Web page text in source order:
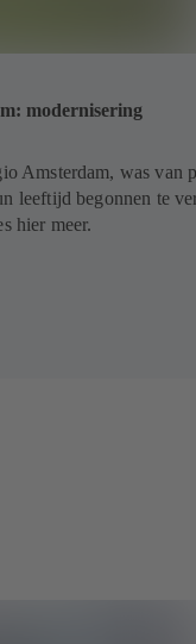
modernisering
Amsterdam, was van
leeftijd begonnen te
hier meer.